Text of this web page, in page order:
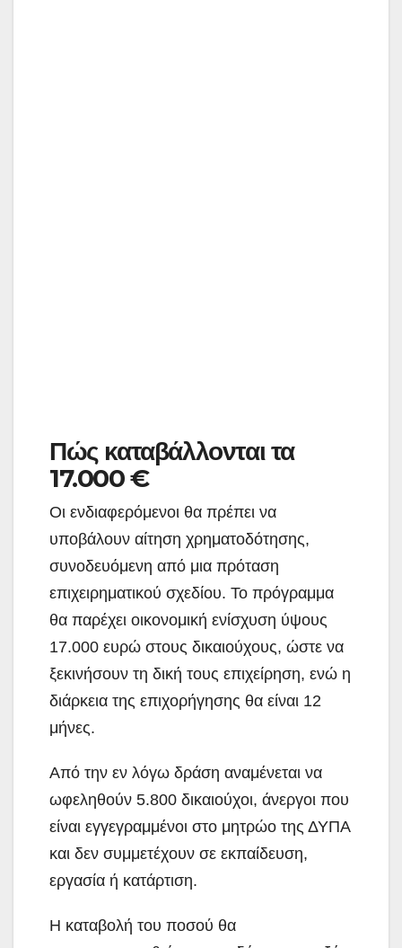
Πώς καταβάλλονται τα
17.000 €
Οι ενδιαφερόμενοι θα πρέπει να
υποβάλουν αίτηση χρηματοδότησης,
συνοδευόμενη από μια πρόταση
επιχειρηματικού σχεδίου. Το πρόγραμμα
θα παρέχει οικονομική ενίσχυση ύψους
17.000 ευρώ στους δικαιούχους, ώστε να
ξεκινήσουν τη δική τους επιχείρηση, ενώ η
διάρκεια της επιχορήγησης θα είναι 12
μήνες.
Από την εν λόγω δράση αναμένεται να
ωφεληθούν 5.800 δικαιούχοι, άνεργοι που
είναι εγγεγραμμένοι στο μητρώο της ΔΥΠΑ
και δεν συμμετέχουν σε εκπαίδευση,
εργασία ή κατάρτιση.
Η καταβολή του ποσού θα